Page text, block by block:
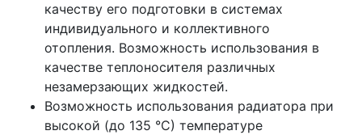
качеству его подготовки в системах
индивидуального и коллективного
отопления. Возможность использования в
качестве теплоносителя различных
незамерзающих жидкостей.
Возможность использования радиатора при
высокой (до 135 °С) температуре